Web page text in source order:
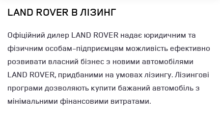
LAND ROVER В ЛІЗИНГ
Офіційний дилер LAND ROVER надає юридичним та
фізичним особам-підприємцям можливість ефективно
розвивати власний бізнес з новими автомобілями
LAND ROVER, придбаними на умовах лізингу. Лізингові
програми дозволяють купити бажаний автомобіль з
мінімальними фінансовими витратами.